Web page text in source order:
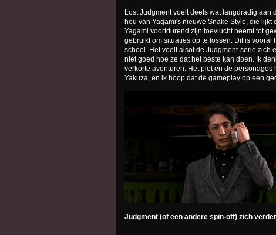
Lost Judgment voelt deels wat langdradig aan
hou van Yagami's nieuwe Snake Style, die
Yagami voortdurend zijn toevlucht neemt tot
gebruikt om situaties op te lossen. Dit is
school. Het voelt alsof de Judgment-serie zich
niet goed hoe ze dat het beste kan doen. Ik
verkorte avonturen. Het plot en de
Yakuza, en ik hoop dat de gameplay op een
Judgment (of een andere spin-off) zich